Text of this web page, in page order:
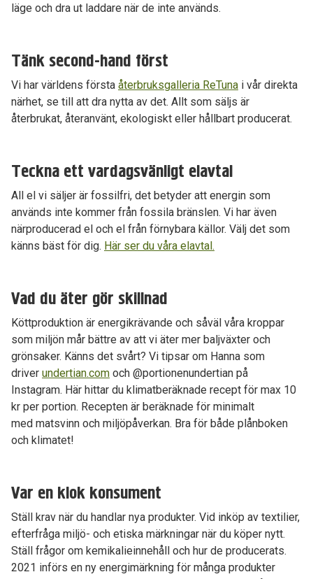
läge och dra ut laddare när de inte används.
Tänk second-hand först
Vi har världens första återbruksgalleria ReTuna i vår direkta
närhet, se till att dra nytta av det. Allt som säljs är
återbrukat, återanvänt, ekologiskt eller hållbart producerat.
Teckna ett vardagsvänligt elavtal
All el vi säljer är fossilfri, det betyder att energin som
används inte kommer från fossila bränslen. Vi har även
närproducerad el och el från förnybara källor. Välj det som
känns bäst för dig. Här ser du våra elavtal.
Vad du äter gör skillnad
Köttproduktion är energikrävande och såväl våra kroppar
som miljön mår bättre av att vi äter mer baljväxter och
grönsaker. Känns det svårt? Vi tipsar om Hanna som
driver undertian.com och @portionenundertian på
Instagram. Här hittar du klimatberäknade recept för max 10
kr per portion. Recepten är beräknade för minimalt
med matsvinn och miljöpåverkan. Bra för både plånboken
och klimatet!
Var en klok konsument
Ställ krav när du handlar nya produkter. Vid inköp av textilier,
efterfråga miljö- och etiska märkningar när du köper nytt.
Ställ frågor om kemikalieinnehåll och hur de producerats.
2021 införs en ny energimärkning för många produkter